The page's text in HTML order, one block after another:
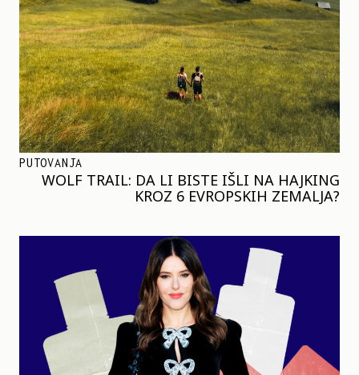
PUTOVANJA
WOLF TRAIL: DA LI BISTE IŠLI NA HAJKING
KROZ 6 EVROPSKIH ZEMALJA?